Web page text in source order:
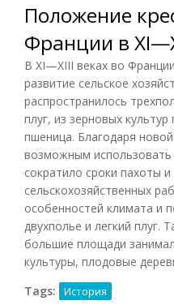
Положение
Франции в
В XI—XIII веках во
развитие сельское
распространилось
плуг, из зерновых
пшеница. Благодаря
возможным
сократило сроки пахоты и
сельскохозяйственных
особенностей климата и
двухполье и легкий плуг.
большие площади
культуры, плодовые
Tags:
История